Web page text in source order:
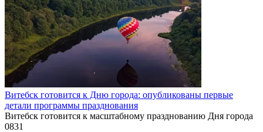
Витебск готовится к Дню города: опубликованы первые
детали программы празднования
Витебск готовится к масштабному празднованию Дня города
0831